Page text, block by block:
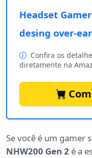
Headset
desing over-
Confira os
diretamente na
Se você é um gamer
NHW200 Gen 2 é a